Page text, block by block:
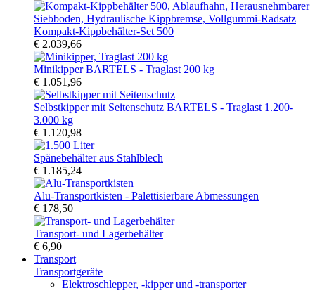
Kompakt-Kippbehälter-Set 500
€ 2.039,66
Minikipper BARTELS - Traglast 200 kg
€ 1.051,96
Selbstkipper mit Seitenschutz BARTELS - Traglast 1.200-
3.000 kg
€ 1.120,98
Spänebehälter aus Stahlblech
€ 1.185,24
Alu-Transportkisten - Palettisierbare Abmessungen
€ 178,50
Transport- und Lagerbehälter
€ 6,90
Transport
Transportgeräte
Elektroschlepper, -kipper und -transporter